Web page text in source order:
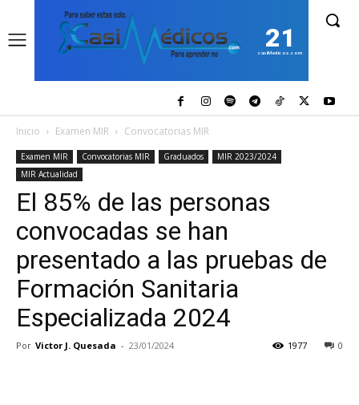
21
casiMedicos.com
Inicio Examen MIR Convocatorias MIR
Examen MIR Convocatorias MIR Graduados
MIR 2023/2024
MIR Actualidad
El 85% de las personas
convocadas se han
presentado a las pruebas de
Formación Sanitaria
Especializada 2024
Por Victor J. Quesada - 23/01/2024 0
1977